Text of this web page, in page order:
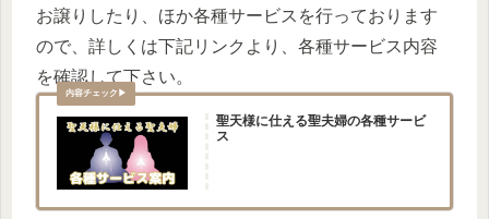
お譲りしたり、ほか各種サービスを行っております
ので、詳しくは下記リンクより、各種サービス内容
を確認して下さい。
聖天様に仕える聖夫婦の各種サービ
ス